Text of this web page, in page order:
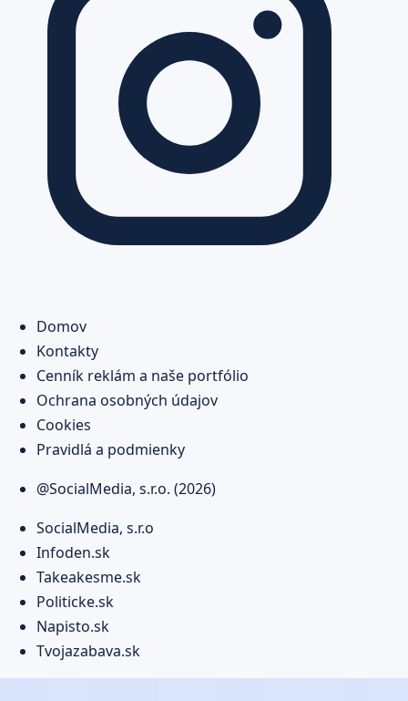
Domov
Kontakty
Cenník reklám a naše portfólio
Ochrana osobných údajov
Cookies
Pravidlá a podmienky
@SocialMedia, s.r.o. (2026)
SocialMedia, s.r.o
Infoden.sk
Takeakesme.sk
Politicke.sk
Napisto.sk
Tvojazabava.sk